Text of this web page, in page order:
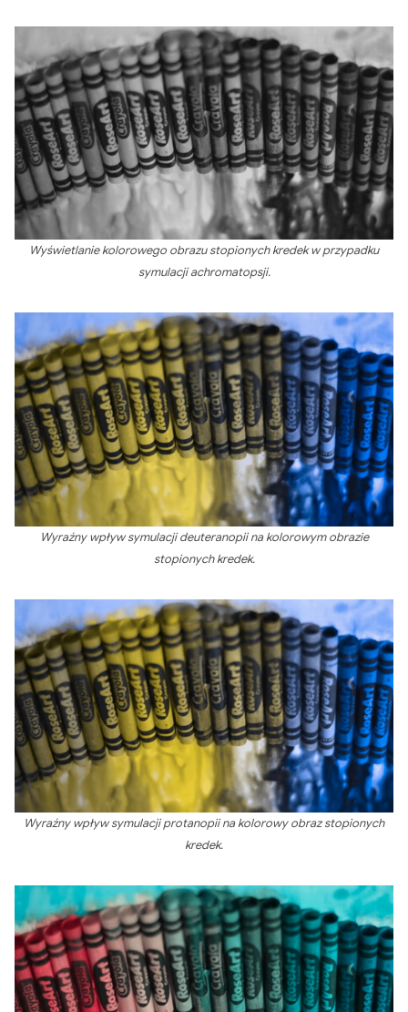
Wyświetlanie kolorowego obrazu stopionych kredek w przypadku
symulacji achromatopsji.
Wyraźny wpływ symulacji deuteranopii na kolorowym obrazie
stopionych kredek.
Wyraźny wpływ symulacji protanopii na kolorowy obraz stopionych
kredek.